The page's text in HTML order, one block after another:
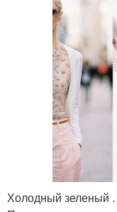
Холодный зеленый .